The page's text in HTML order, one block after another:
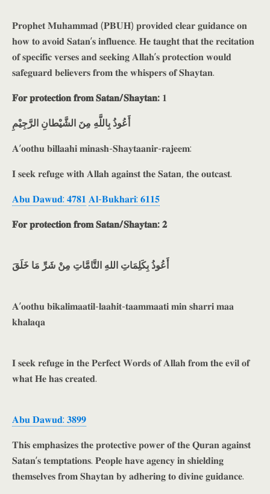
𝐏𝐫𝐨𝐩𝐡𝐞𝐭 𝐌𝐮𝐡𝐚𝐦𝐦𝐚𝐝 (𝐏𝐁𝐔𝐇) 𝐩𝐫𝐨𝐯𝐢𝐝𝐞𝐝 𝐜𝐥𝐞𝐚𝐫 𝐠𝐮𝐢𝐝𝐚𝐧𝐜𝐞 𝐨𝐧
𝐡𝐨𝐰 𝐭𝐨 𝐚𝐯𝐨𝐢𝐝 𝐒𝐚𝐭𝐚𝐧’𝐬 𝐢𝐧𝐟𝐥𝐮𝐞𝐧𝐜𝐞. 𝐇𝐞 𝐭𝐚𝐮𝐠𝐡𝐭 𝐭𝐡𝐚𝐭 𝐭𝐡𝐞 𝐫𝐞𝐜𝐢𝐭𝐚𝐭𝐢𝐨𝐧
𝐨𝐟 𝐬𝐩𝐞𝐜𝐢𝐟𝐢𝐜 𝐯𝐞𝐫𝐬𝐞𝐬 𝐚𝐧𝐝 𝐬𝐞𝐞𝐤𝐢𝐧𝐠 𝐀𝐥𝐥𝐚𝐡’𝐬 𝐩𝐫𝐨𝐭𝐞𝐜𝐭𝐢𝐨𝐧 𝐰𝐨𝐮𝐥𝐝
𝐬𝐚𝐟𝐞𝐠𝐮𝐚𝐫𝐝 𝐛𝐞𝐥𝐢𝐞𝐯𝐞𝐫𝐬 𝐟𝐫𝐨𝐦 𝐭𝐡𝐞 𝐰𝐡𝐢𝐬𝐩𝐞𝐫𝐬 𝐨𝐟 𝐒𝐡𝐚𝐲𝐭𝐚𝐧.
𝐅𝐨𝐫 𝐩𝐫𝐨𝐭𝐞𝐜𝐭𝐢𝐨𝐧 𝐟𝐫𝐨𝐦 𝐒𝐚𝐭𝐚𝐧/𝐒𝐡𝐚𝐲𝐭𝐚𝐧: 𝟏
أَعُوذُ بِاللَّهِ مِنَ الشَّيْطانِ الرَّجِيْمِ
𝐀’𝐨𝐨𝐭𝐡𝐮 𝐛𝐢𝐥𝐥𝐚𝐚𝐡𝐢 𝐦𝐢𝐧𝐚𝐬𝐡-𝐒𝐡𝐚𝐲𝐭𝐚𝐚𝐧𝐢𝐫-𝐫𝐚𝐣𝐞𝐞𝐦:
𝐈 𝐬𝐞𝐞𝐤 𝐫𝐞𝐟𝐮𝐠𝐞 𝐰𝐢𝐭𝐡 𝐀𝐥𝐥𝐚𝐡 𝐚𝐠𝐚𝐢𝐧𝐬𝐭 𝐭𝐡𝐞 𝐒𝐚𝐭𝐚𝐧, 𝐭𝐡𝐞 𝐨𝐮𝐭𝐜𝐚𝐬𝐭.
𝐀𝐛𝐮 𝐃𝐚𝐰𝐮𝐝: 𝟒𝟕𝟖𝟏 𝐀𝐥-𝐁𝐮𝐤𝐡𝐚𝐫𝐢: 𝟔𝟏𝟏𝟓
𝐅𝐨𝐫 𝐩𝐫𝐨𝐭𝐞𝐜𝐭𝐢𝐨𝐧 𝐟𝐫𝐨𝐦 𝐒𝐚𝐭𝐚𝐧/𝐒𝐡𝐚𝐲𝐭𝐚𝐧: 𝟐
أَعُوذُ بِكَلِمَاتِ اللهِ التَّامَّاتِ مِنْ شَرِّ مَا خَلَقَ
𝐀’𝐨𝐨𝐭𝐡𝐮 𝐛𝐢𝐤𝐚𝐥𝐢𝐦𝐚𝐚𝐭𝐢𝐥-𝐥𝐚𝐚𝐡𝐢𝐭-𝐭𝐚𝐚𝐦𝐦𝐚𝐚𝐭𝐢 𝐦𝐢𝐧 𝐬𝐡𝐚𝐫𝐫𝐢 𝐦𝐚𝐚
𝐤𝐡𝐚𝐥𝐚𝐪𝐚
𝐈 𝐬𝐞𝐞𝐤 𝐫𝐞𝐟𝐮𝐠𝐞 𝐢𝐧 𝐭𝐡𝐞 𝐏𝐞𝐫𝐟𝐞𝐜𝐭 𝐖𝐨𝐫𝐝𝐬 𝐨𝐟 𝐀𝐥𝐥𝐚𝐡 𝐟𝐫𝐨𝐦 𝐭𝐡𝐞 𝐞𝐯𝐢𝐥 𝐨𝐟
𝐰𝐡𝐚𝐭 𝐇𝐞 𝐡𝐚𝐬 𝐜𝐫𝐞𝐚𝐭𝐞𝐝.
𝐀𝐛𝐮 𝐃𝐚𝐰𝐮𝐝: 𝟑𝟖𝟗𝟗
𝐓𝐡𝐢𝐬 𝐞𝐦𝐩𝐡𝐚𝐬𝐢𝐳𝐞𝐬 𝐭𝐡𝐞 𝐩𝐫𝐨𝐭𝐞𝐜𝐭𝐢𝐯𝐞 𝐩𝐨𝐰𝐞𝐫 𝐨𝐟 𝐭𝐡𝐞 𝐐𝐮𝐫𝐚𝐧 𝐚𝐠𝐚𝐢𝐧𝐬𝐭
𝐒𝐚𝐭𝐚𝐧’𝐬 𝐭𝐞𝐦𝐩𝐭𝐚𝐭𝐢𝐨𝐧𝐬. 𝐏𝐞𝐨𝐩𝐥𝐞 𝐡𝐚𝐯𝐞 𝐚𝐠𝐞𝐧𝐜𝐲 𝐢𝐧 𝐬𝐡𝐢𝐞𝐥𝐝𝐢𝐧𝐠
𝐭𝐡𝐞𝐦𝐬𝐞𝐥𝐯𝐞𝐬 𝐟𝐫𝐨𝐦 𝐒𝐡𝐚𝐲𝐭𝐚𝐧 𝐛𝐲 𝐚𝐝𝐡𝐞𝐫𝐢𝐧𝐠 𝐭𝐨 𝐝𝐢𝐯𝐢𝐧𝐞 𝐠𝐮𝐢𝐝𝐚𝐧𝐜𝐞.